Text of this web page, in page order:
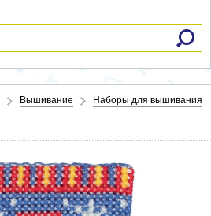
Вышивание Наборы для вышивания